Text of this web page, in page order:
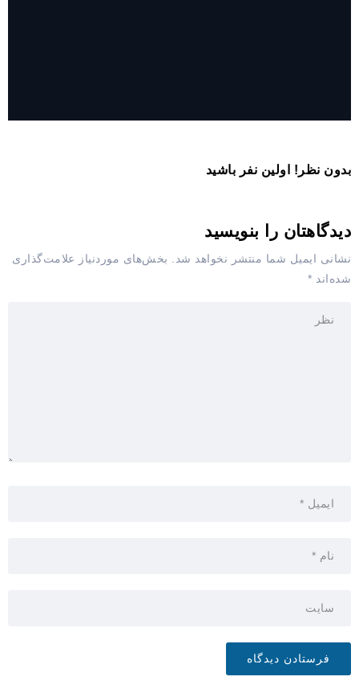
بدون نظر! اولین نفر باشید
دیدگاهتان را بنویسید
نشانی ایمیل شما منتشر نخواهد شد. بخش‌های موردنیاز علامت‌گذاری
شده‌اند *